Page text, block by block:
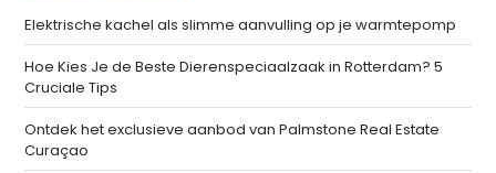
Elektrische kachel als slimme aanvulling op je warmtepomp
Hoe Kies Je de Beste Dierenspeciaalzaak in Rotterdam? 5
Cruciale Tips
Ontdek het exclusieve aanbod van Palmstone Real Estate
Curaçao